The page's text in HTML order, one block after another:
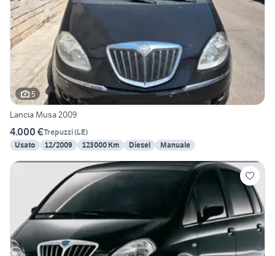
5
Lancia Musa 2009
4.000 €Trepuzzi(LE)
Usato
12/2009 123000 Km Diesel Manuale